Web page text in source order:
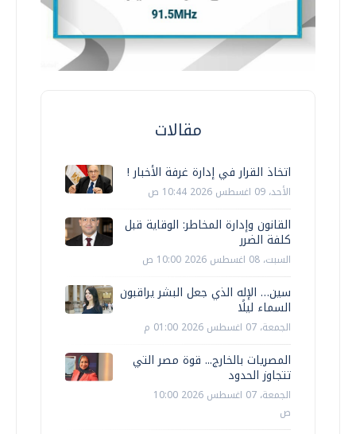
مقالات
اتخاذ القرار في إدارة غرفة الأخبار !
الأحد، 09 اغسطس 2026 10:44 ص
القانون وإدارة المخاطر: الوقاية قبل
كلفة الضرر
السبت، 08 اغسطس 2026 10:00 ص
سين… الإله الذي جعل البشر يراقبون
السماء ليلًا
الجمعة، 07 اغسطس 2026 01:00 م
المصريات بالخارج... قوة مصر التي
تتجاوز الحدود
الجمعة، 07 اغسطس 2026 10:00
ص